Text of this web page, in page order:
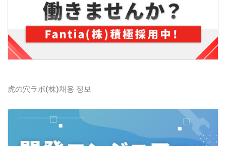
虎の穴ラボ(株)채용 정보